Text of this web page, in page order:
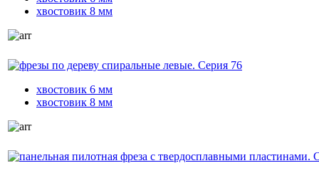
хвостовик 8 мм
хвостовик 6 мм
хвостовик 8 мм